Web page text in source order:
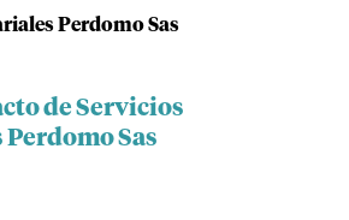
Perdomo Sas
de Servicios
Sas